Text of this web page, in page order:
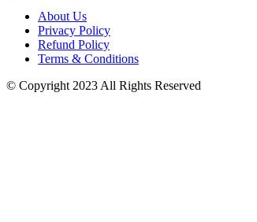
About Us
Privacy Policy
Refund Policy
Terms & Conditions
© Copyright 2023 All Rights Reserved